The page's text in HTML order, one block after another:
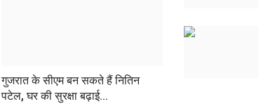
गुजरात के सीएम बन सकते हैं नितिन
पटेल, घर की सुरक्षा बढ़ाई...